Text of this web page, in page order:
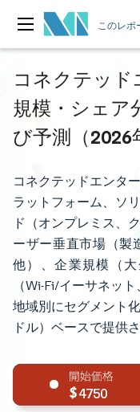
このレポ
コネクテッ
規模・シェア
び予測（2026
コネクテッドエンタ
ラットフォーム、ソ
ド（オンプレミス、
ーザー垂直市場（製
他）、企業規模（
（Wi-Fi/イーサネッ
地域別にセグメント
ドル）ベースで提供さ
4750